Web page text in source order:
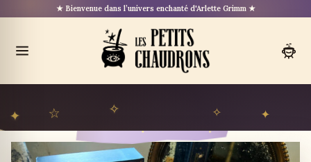
au
★ Bienvenue dans l’univers enchanté d'Arlette Grimm ★
Ouvrir
le